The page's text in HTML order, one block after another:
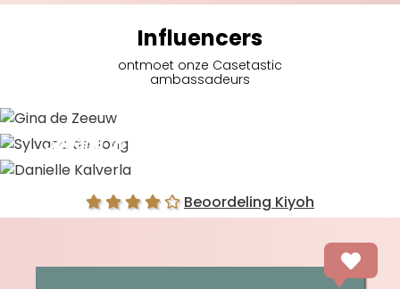
Influencers
ontmoet onze Casetastic
ambassadeurs
Sylvana de Jong
Beoordeling Kiyoh